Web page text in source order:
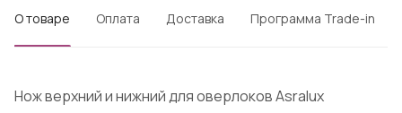
О товаре Оплата Доставка Программа Trade-in
Нож верхний и нижний для оверлоков Asralux